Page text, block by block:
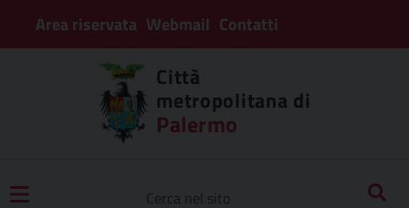
Area riservata Webmail Contatti
Città
metropolitana di
Palermo